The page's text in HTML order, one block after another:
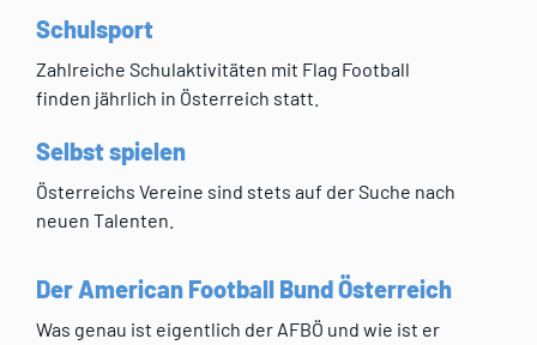
Schulsport
Zahlreiche Schulaktivitäten mit Flag Football
finden jährlich in Österreich statt.
Selbst spielen
Österreichs Vereine sind stets auf der Suche nach
neuen Talenten.
Der American Football Bund Österreich
Was genau ist eigentlich der AFBÖ und wie ist er